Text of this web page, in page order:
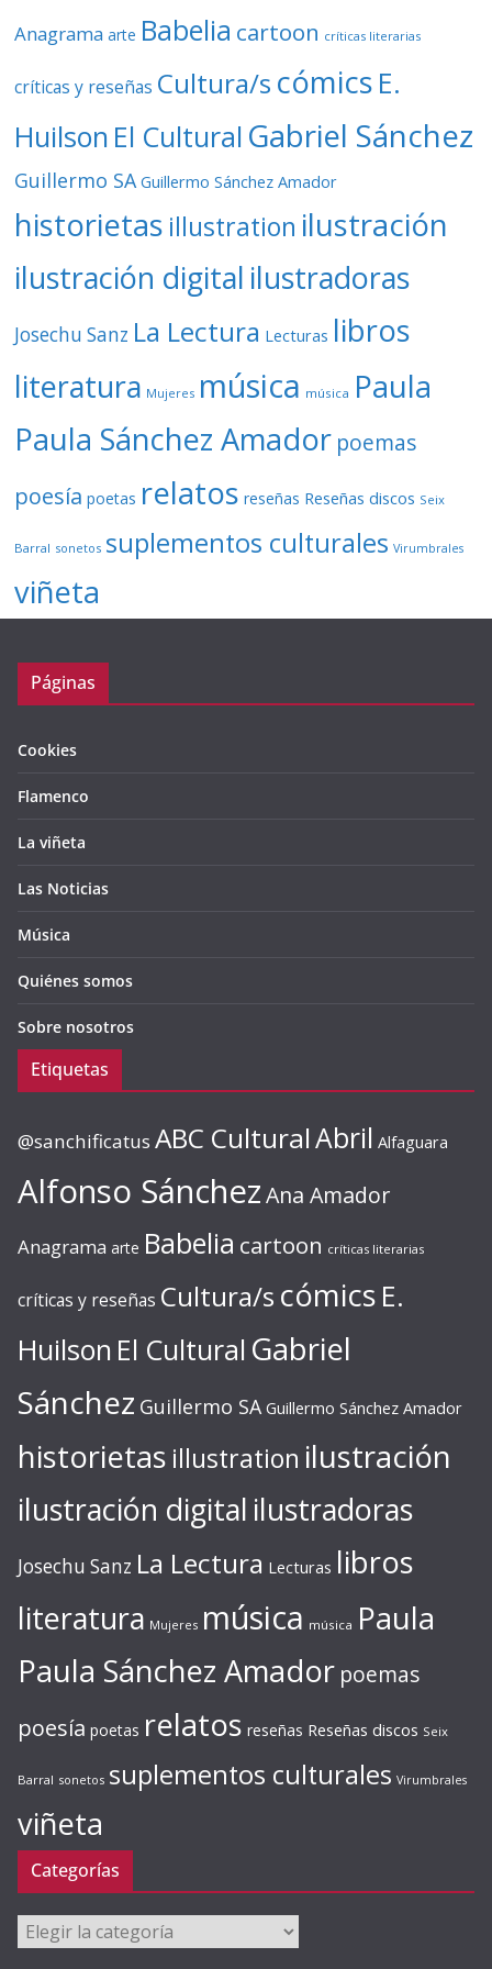
Anagrama arte Babelia cartoon críticas literarias
críticas y reseñas Cultura/s cómics E.
Huilson El Cultural Gabriel Sánchez
Guillermo SA Guillermo Sánchez Amador
historietas illustration ilustración
ilustración digital ilustradoras
Josechu Sanz La Lectura Lecturas libros
literatura Mujeres música música Paula
Paula Sánchez Amador poemas
poesía poetas relatos reseñas Reseñas discos Seix
Barral sonetos suplementos culturales Virumbrales
viñeta
Páginas
Cookies
Flamenco
La viñeta
Las Noticias
Música
Quiénes somos
Sobre nosotros
Etiquetas
@sanchificatus ABC CulturalAbril Alfaguara
Alfonso SánchezAna Amador
Anagrama arte Babelia cartoon críticas literarias
críticas y reseñas Cultura/s cómics E.
Huilson El Cultural Gabriel
Sánchez Guillermo SA Guillermo Sánchez Amador
historietas illustration ilustración
ilustración digital ilustradoras
Josechu Sanz La Lectura Lecturas libros
literatura Mujeres música música Paula
Paula Sánchez Amador poemas
poesía poetas relatos reseñas Reseñas discos Seix
Barral sonetos suplementos culturales Virumbrales
viñeta
Categorías
Categorías